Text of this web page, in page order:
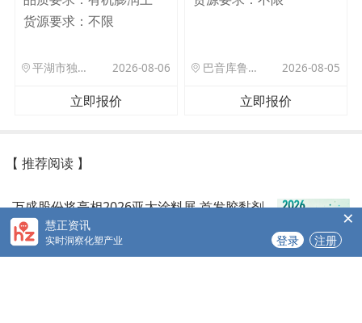
货源要求： 不限
平湖市独山港镇集港路 589 号 2026-08-06
立即报价
巴音库鲁提镇,托帕口岸六号库房 2026-08-05
立即报价
【 推荐阅读 】
万盛股份将亮相2026亚太涂料展 首发胶黏剂
领域全新固化剂产品
2026-08-07
慧正资讯
实时洞察化塑产业 登录 注册
×